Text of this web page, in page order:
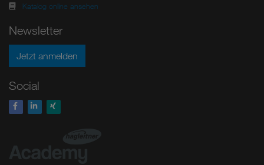
Katalog online ansehen
Newsletter
Jetzt anmelden
Social